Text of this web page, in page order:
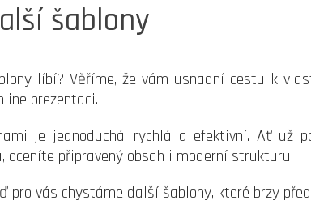
šablony
líbí? Věříme, že vám usnadní cestu k
prezentaci.
je jednoduchá, rychlá a efektivní. Ať už
připravený obsah i moderní strukturu.
pro vás chystáme další šablony, které brzy